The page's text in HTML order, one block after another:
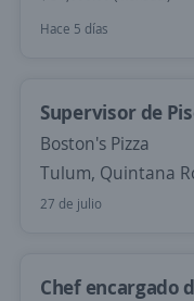
Hace 5 días
Supervisor de
Boston's Pizza
Tulum, Quintana
27 de julio
Chef encargado